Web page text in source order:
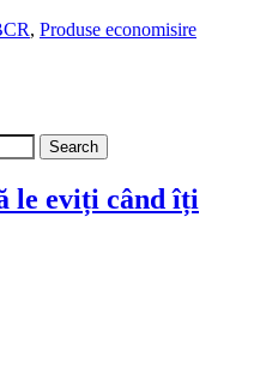
, Produse economisire
le eviți când îți